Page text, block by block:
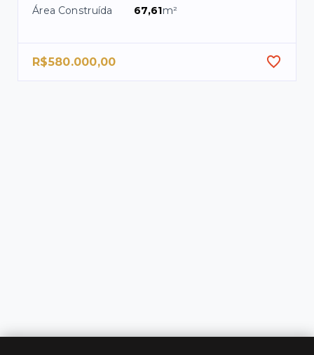
Área Construída
67,61m²
R$580.000,00